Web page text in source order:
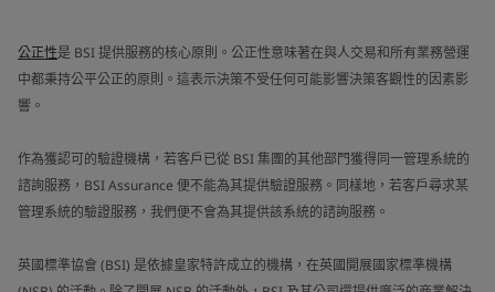
公正性是 BSI 提供服務的核心原則。公正性意味著在與人交易和所有業務營運
中都秉持公平公正的原則。這表示決策不受任何可能影響決策客觀性的因素影
響。
作為獲認可的驗證機構，若客戶已從 BSI 集團的其他部門獲得同一管理系統的
諮詢服務，BSI Assurance 便不能為其提供驗證服務。同樣地，若客戶尋求某
管理系統的驗證服務，我們便不會為其提供該系統的諮詢服務。
英國標準協會 (BSI) 是依據皇家特許成立的機構，在英國開展國家標準機構